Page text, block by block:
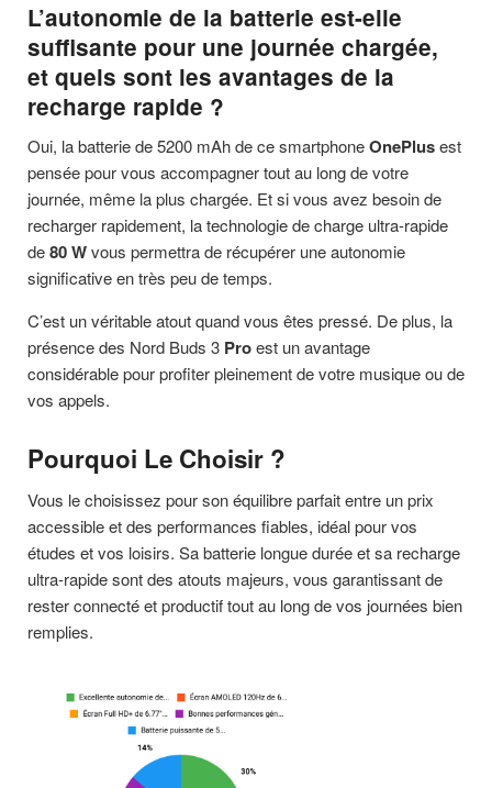
L’autonomie de la batterie est-elle
suffisante pour une journée chargée,
et quels sont les avantages de la
recharge rapide ?
Oui, la batterie de 5200 mAh de ce smartphoneOnePlusest
pensée pour vous accompagner tout au long de votre
journée, même la plus chargée. Et si vous avez besoin de
recharger rapidement, la technologie de charge ultra-rapide
de80 Wvous permettra de récupérer une autonomie
significative en très peu de temps.
C’est un véritable atout quand vous êtes pressé. De plus, la
présence des Nord Buds 3 Proest un avantage
considérable pour profiter pleinement de votre musique ou de
vos appels.
Pourquoi Le Choisir ?
Vous le choisissez pour son équilibre parfait entre un prix
accessible et des performances fiables, idéal pour vos
études et vos loisirs. Sa batterie longue durée et sa recharge
ultra-rapide sont des atouts majeurs, vous garantissant de
rester connecté et productif tout au long de vos journées bien
remplies.